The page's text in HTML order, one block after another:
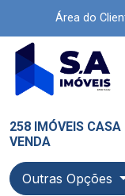
Área do
258 IMÓVEIS
VENDA
Outras Opções